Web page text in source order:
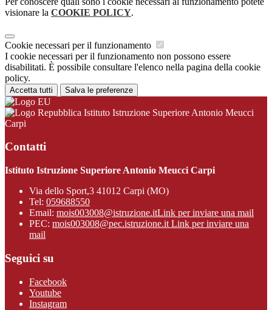
visionare la COOKIE POLICY.
Cookie necessari per il funzionamento
I cookie necessari per il funzionamento non possono essere
disabilitati. È possibile consultare l'elenco nella pagina della cookie
policy.
Accetta tutti Salva le preferenze
Istituto Istruzione Superiore Antonio Meucci
Carpi
Contatti
Istituto Istruzione Superiore Antonio Meucci Carpi
Via dello Sport,3 41012 Carpi (MO)
Tel: 059688550
Email: mois003008@istruzione.itLink per inviare una mail
PEC: mois003008@pec.istruzione.it Link per inviare una
mail
Seguici su
Facebook
Youtube
Instagram